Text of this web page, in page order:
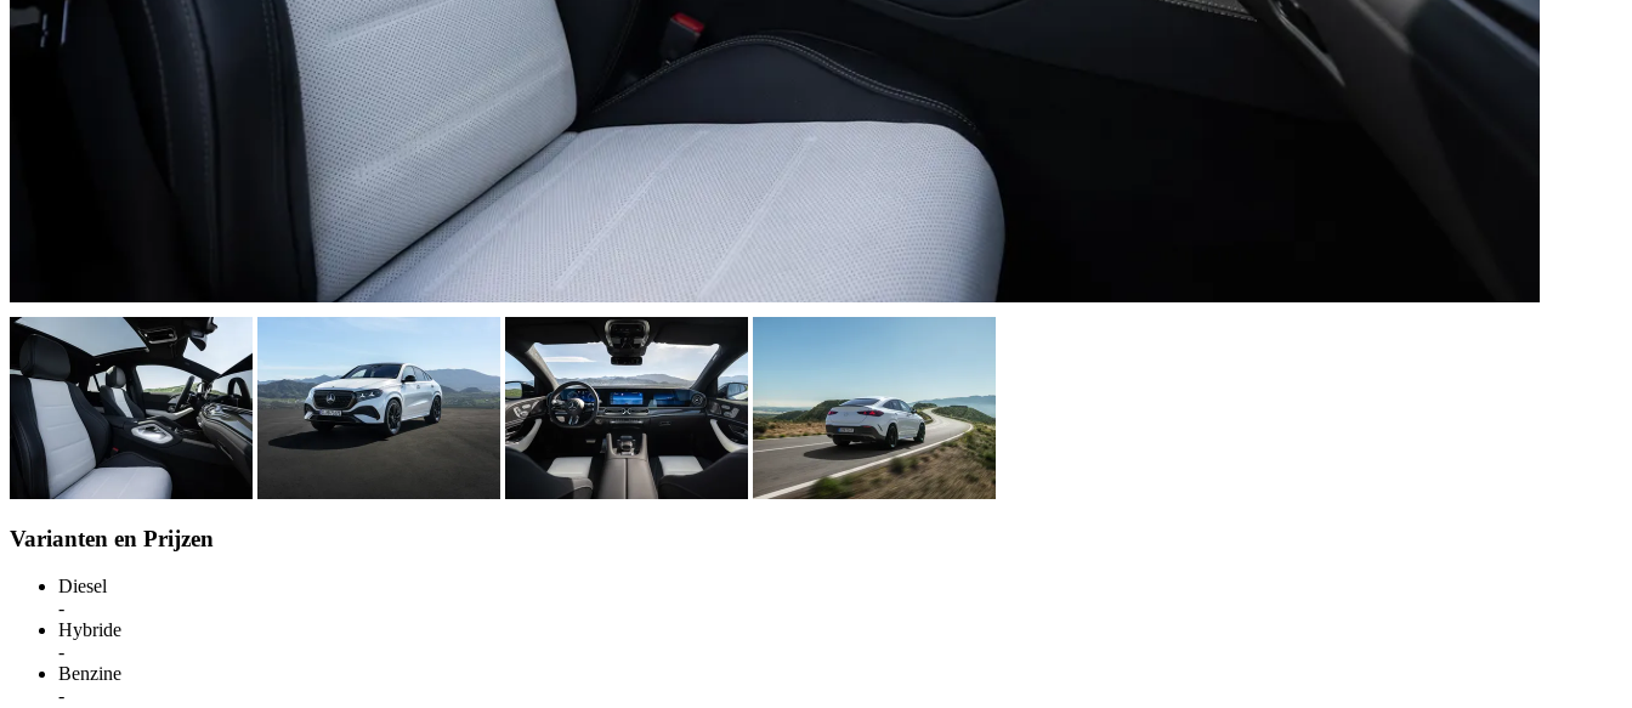
Varianten en Prijzen
Diesel
-
Hybride
-
Benzine
-